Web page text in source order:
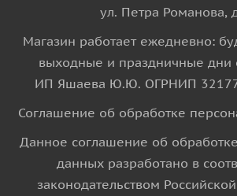
ул. Петра Романова,
Магазин работает ежедневно:
выходные и праздничные дни
ИП Яшаева Ю.Ю. ОГРНИП
Соглашение об обработке
Данное соглашение об
данных разработано в
законодательством